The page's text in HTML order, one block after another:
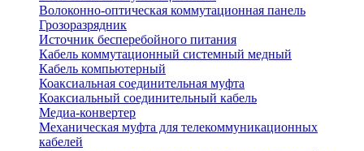
Волоконно-оптическая коммутационная панель
Грозоразрядник
Источник бесперебойного питания
Кабель коммутационный системный медный
Кабель компьютерный
Коаксиальная соединительная муфта
Коаксиальный соединительный кабель
Медиа-конвертер
Механическая муфта для телекоммуникационных
кабелей